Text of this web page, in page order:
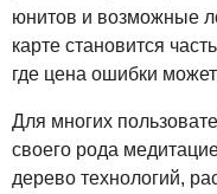
юнитов и возможные
карте становится
где цена ошибки
Для многих
своего рода
дерево технологий,